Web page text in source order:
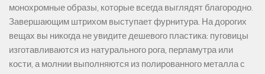
монохромные образы, которые всегда выглядят благородно.
Завершающим штрихом выступает фурнитура. На дорогих
вещах вы никогда не увидите дешевого пластика: пуговицы
изготавливаются из натурального рога, перламутра или
кости, а молнии выполняются из полированного металла с